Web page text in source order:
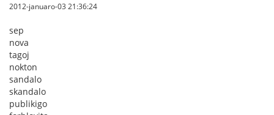
2012-januaro-03 21:36:24
sep
nova
tagoj
nokton
sandalo
skandalo
publikigo